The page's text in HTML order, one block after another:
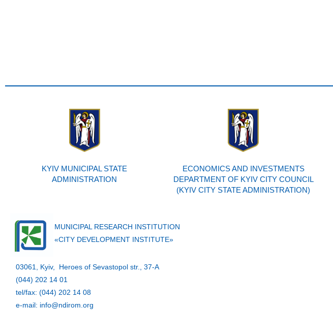
KYIV MUNICIPAL STATE
ADMINISTRATION
ECONOMICS AND INVESTMENTS
DEPARTMENT OF KYIV CITY COUNCIL
(KYIV CITY STATE ADMINISTRATION)
MUNICIPAL RESEARCH INSTITUTION
«CITY DEVELOPMENT INSTITUTE»
03061, Kyiv, Heroes of Sevastopol str., 37-A
(044) 202 14 01
tel/fax: (044) 202 14 08
e-mail: info@ndirom.org